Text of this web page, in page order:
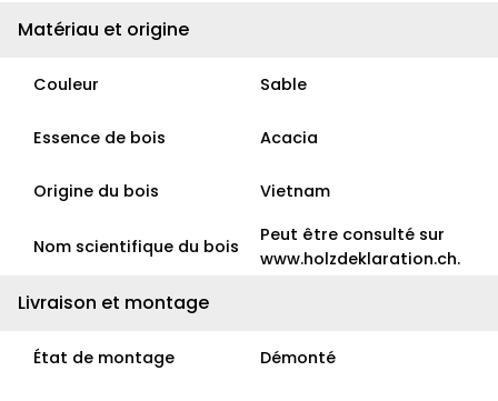
Matériau et origine
Couleur Sable
Essence de bois Acacia
Origine du bois Vietnam
Nom scientifique du bois
Peut être consulté sur
www.holzdeklaration.ch.
Livraison et montage
État de montage Démonté